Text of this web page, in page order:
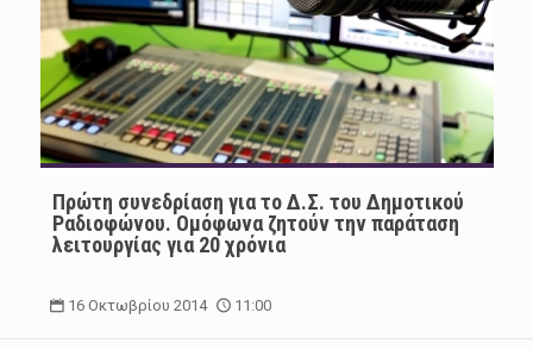
Πρώτη συνεδρίαση για το Δ.Σ. του Δημοτικού
Ραδιοφώνου. Ομόφωνα ζητούν την παράταση
λειτουργίας για 20 χρόνια
16 Οκτωβρίου 2014 11:00